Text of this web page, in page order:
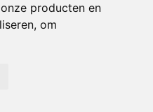
producten en
, om